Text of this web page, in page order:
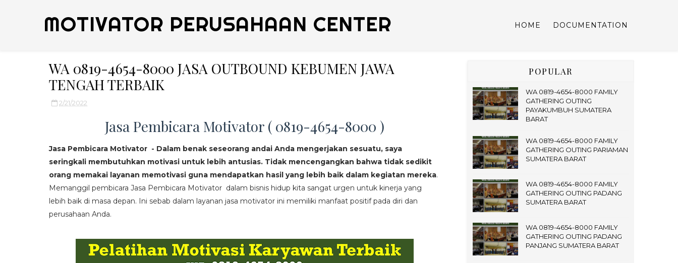
MOTIVATOR PERUSAHAAN CENTER HOME DOCUMENTATION
WA 0819-4654-8000 JASA OUTBOUND KEBUMEN JAWA
TENGAH TERBAIK
2/21/2022
Jasa Pembicara Motivator ( 0819-4654-8000 )
Jasa Pembicara Motivator - Dalam benak seseorang andai Anda mengerjakan sesuatu, saya
seringkali membutuhkan motivasi untuk lebih antusias. Tidak mencengangkan bahwa tidak sedikit
orang memakai layanan memotivasi guna mendapatkan hasil yang lebih baik dalam kegiatan mereka.
Memanggil pembicara Jasa Pembicara Motivator dalam bisnis hidup kita sangat urgen untuk kinerja yang
lebih baik di masa depan. Ini sebab dalam layanan jasa motivator ini memiliki manfaat positif pada diri dan
perusahaan Anda.
POPULAR
WA 0819-4654-8000 FAMILY
GATHERING OUTING
PAYAKUMBUH SUMATERA
BARAT
WA 0819-4654-8000 FAMILY
GATHERING OUTING PARIAMAN
SUMATERA BARAT
WA 0819-4654-8000 FAMILY
GATHERING OUTING PADANG
SUMATERA BARAT
WA 0819-4654-8000 FAMILY
GATHERING OUTING PADANG
PANJANG SUMATERA BARAT